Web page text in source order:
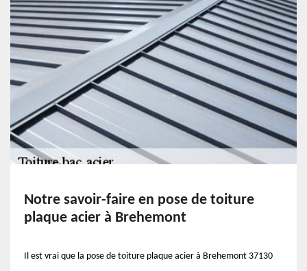
Notre savoir-faire en pose de toiture
plaque acier à Brehemont
Il est vrai que la pose de toiture plaque acier à Brehemont 37130